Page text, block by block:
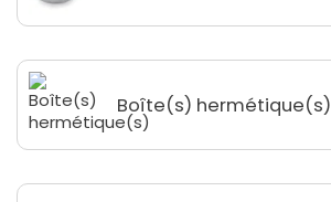
Boîte(s) hermétique(s)